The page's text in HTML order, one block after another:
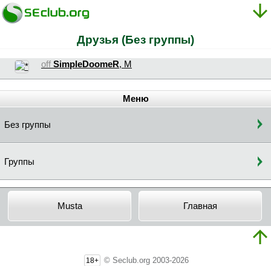
Друзья (Без группы)
off SimpleDoomeR, М
Меню
Без группы
Группы
Musta Главная
18+ © Seclub.org 2003-2026